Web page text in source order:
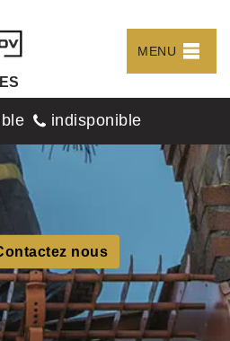
MENU
indisponible
nous